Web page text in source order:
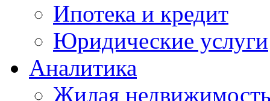
Ипотека и кредит
Юридические услуги
Аналитика
Жилая